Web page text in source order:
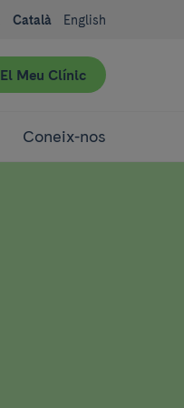
Català English
El Meu Clínic
Coneix-nos